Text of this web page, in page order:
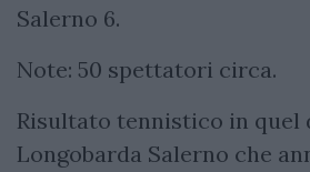
Salerno 6.
Note: 50 spettatori circa.
Risultato tennistico in quel
Longobarda Salerno che